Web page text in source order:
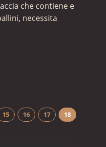
che contiene e
necessita
15 16 17 18